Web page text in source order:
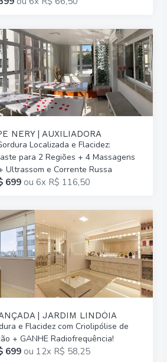
NERY | AUXILIADORA
Localizada e Flacidez:
para 2 Regiões + 4 Massagens
+ Ultrassom e Corrente Russa
699 ou 6x R$ 116,50
| JARDIM LINDÓIA
e Flacidez com Criolipólise de
+ GANHE Radiofrequência!
699 ou 12x R$ 58,25